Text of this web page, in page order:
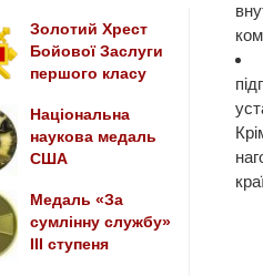
Золотий Хрест
Бойової Заслуги
першого класу
Національна
наукова медаль
США
Медаль «За
сумлінну службу»
III ступеня